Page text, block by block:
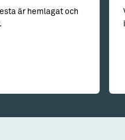
är hemlagat och